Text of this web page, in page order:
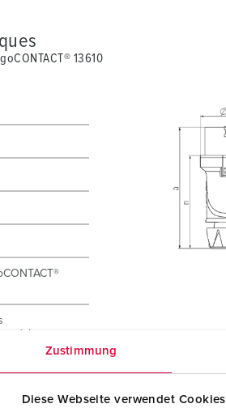
Zustimmung
Diese Webseite verwendet Cookies
13610
à haute tenue